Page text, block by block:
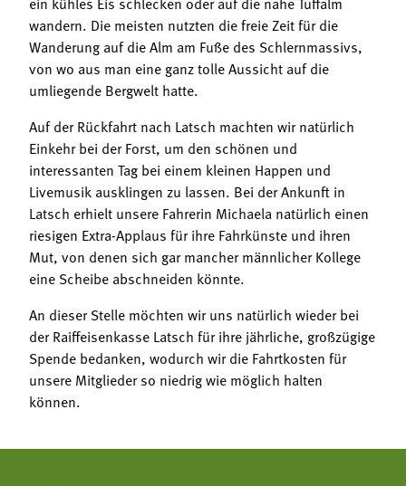
wandern. Die meisten nutzten die freie Zeit für die
Wanderung auf die Alm am Fuße des Schlernmassivs,
von wo aus man eine ganz tolle Aussicht auf die
umliegende Bergwelt hatte.
Auf der Rückfahrt nach Latsch machten wir natürlich
Einkehr bei der Forst, um den schönen und
interessanten Tag bei einem kleinen Happen und
Livemusik ausklingen zu lassen. Bei der Ankunft in
Latsch erhielt unsere Fahrerin Michaela natürlich einen
riesigen Extra-Applaus für ihre Fahrkünste und ihren
Mut, von denen sich gar mancher männlicher Kollege
eine Scheibe abschneiden könnte.
An dieser Stelle möchten wir uns natürlich wieder bei
der Raiffeisenkasse Latsch für ihre jährliche, großzügige
Spende bedanken, wodurch wir die Fahrtkosten für
unsere Mitglieder so niedrig wie möglich halten
können.